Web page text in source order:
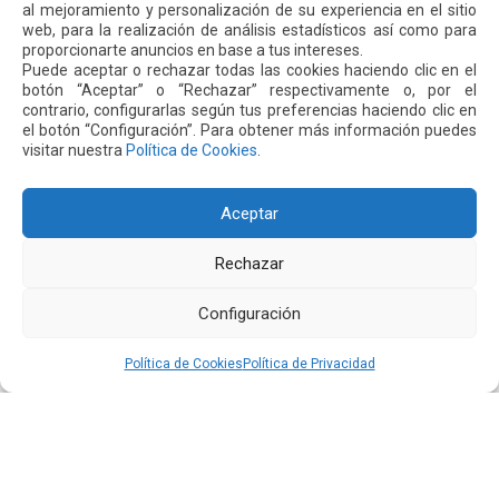
al mejoramiento y personalización de su experiencia en el sitio
web, para la realización de análisis estadísticos así como para
proporcionarte anuncios en base a tus intereses.
Puede aceptar o rechazar todas las cookies haciendo clic en el
botón “Aceptar” o “Rechazar” respectivamente o, por el
contrario, configurarlas según tus preferencias haciendo clic en
el botón “Configuración”. Para obtener más información puedes
visitar nuestra Política de Cookies
Aceptar
Rechazar
Configuración
Política de Cookies Política de Privacidad
El aeropuerto de Quito fortalece su oferta comercial
con la ampliación de las tiendas Duty Free y la llegada
de Polo Ralph Lauren y Adidas